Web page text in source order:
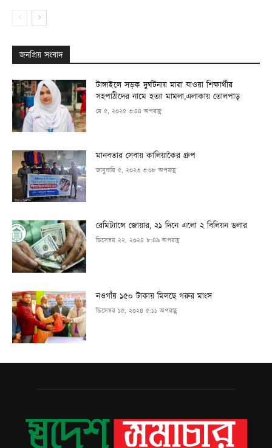
জনপ্রিয় সংবাদ
টাঙ্গাইলে সড়ক দুর্ঘটনায় মারা যাওয়া শিক্ষার্থীর
সহপাঠীদের নামে হত্যা মামলা,এলাকায় তোলপাড়
মে ৫, ২০২৫ ৩:৪৪ অপরাহ্ণ
মানবতার সেবায় কালিয়াকৈর গ্রুপ
জানুয়ারি ৫, ২০২৩ ৩:০৮ অপরাহ্ণ
রেমিট্যান্সে জোয়ার, ২১ দিনে এলো ২ বিলিয়ন ডলার
ডিসেম্বর ২২, ২০২৪ ৮:৪৯ অপরাহ্ণ
নওগাঁয় ১৫০ টাকায় মিলছে গরুর মাংস
ডিসেম্বর ১৫, ২০২৪ ৫:১১ অপরাহ্ণ